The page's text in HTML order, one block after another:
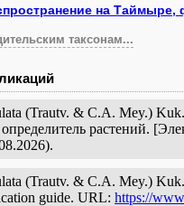
на Таймыре,
таксонам...
(Trautv. & C.A. Mey.)
растений.
(Trautv. & C.A. Mey.)
guide. URL: https://